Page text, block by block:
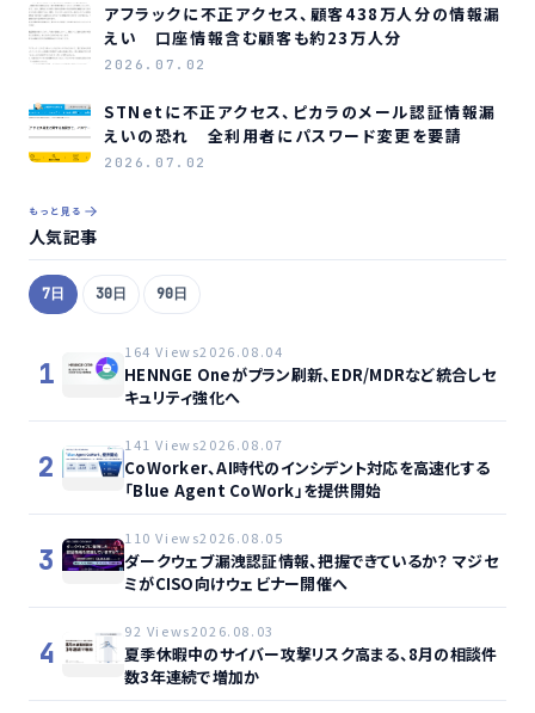
アフラックに不正アクセス、顧客438万人分の情報漏
えい 口座情報含む顧客も約23万人分
2026.07.02
STNetに不正アクセス、ピカラのメール認証情報漏
えいの恐れ 全利用者にパスワード変更を要請
2026.07.02
もっと見る
人気記事
7日 30日 90日
1
164 Views2026.08.04
HENNGE Oneがプラン刷新、EDR/MDRなど統合しセ
キュリティ強化へ
2
141 Views2026.08.07
CoWorker、AI時代のインシデント対応を高速化する
「Blue Agent CoWork」を提供開始
3
110 Views2026.08.05
ダークウェブ漏洩認証情報、把握できているか？ マジセ
ミがCISO向けウェビナー開催へ
4
92 Views2026.08.03
夏季休暇中のサイバー攻撃リスク高まる、8月の相談件
数3年連続で増加か